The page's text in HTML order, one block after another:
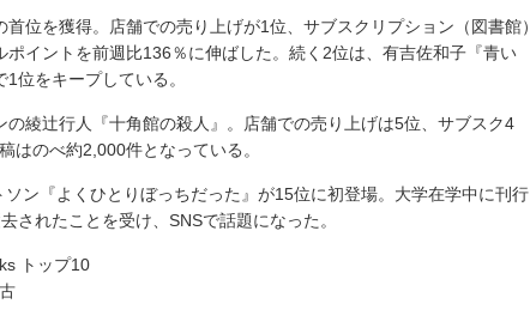
位を獲得。店舗での売り上げが1位、サブスクリプション（図書館）
ポイントを前週比136％に伸ばした。続く2位は、有吉佐和子『青い
位をキープしている。
綾辻行人『十角館の殺人』。店舗での売り上げは5位、サブスク4
はのべ約2,000件となっている。
ン『よくひとりぼっちだった』が15位に初登場。大学在学中に刊行
されたことを受け、SNSで話題になった。
トップ10